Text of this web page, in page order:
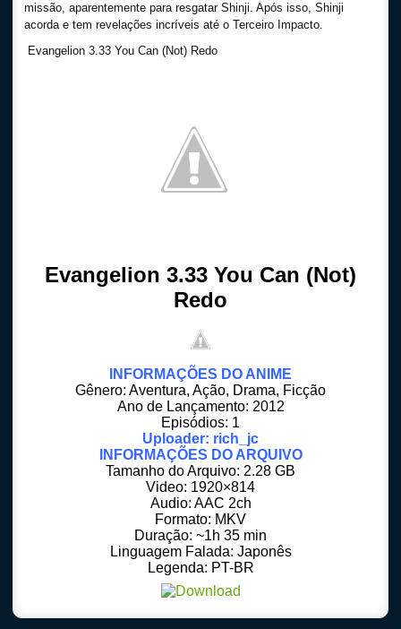
missão, aparentemente para resgatar Shinji. Após isso, Shinji
acorda e tem revelações incríveis até o Terceiro Impacto.
Evangelion 3.33 You Can (Not) Redo
Evangelion 3.33 You Can (Not)
Redo
INFORMAÇÕES DO ANIME
Gênero: Aventura, Ação, Drama, Ficção
Ano de Lançamento: 2012
Episódios: 1
Uploader: rich_jc
INFORMAÇÕES DO ARQUIVO
Tamanho do Arquivo: 2.28 GB
Video: 1920×814
Audio: AAC 2ch
Formato: MKV
Duração: ~1h 35 min
Linguagem Falada: Japonês
Legenda: PT-BR